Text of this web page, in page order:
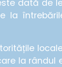
dată de
la
la rândul